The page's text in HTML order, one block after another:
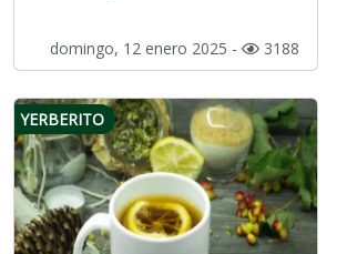
domingo, 12 enero 2025 - 3188
YERBERITO